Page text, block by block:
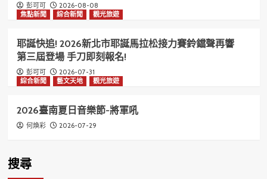
彭可可
2026-08-08
焦點新聞
綜合新聞 觀光旅遊
耶誕快追! 2026新北市耶誕馬拉松接力賽鈴鐺聲再響
第三屆登場 手刀即刻報名!
彭可可
2026-07-31
綜合新聞
藝文天地 觀光旅遊
2026臺南夏日音樂節-將軍吼
何煥彩 2026-07-29
搜尋